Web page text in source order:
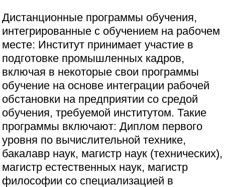
Дистанционные программы обучения,
интегрированные с обучением на рабочем
месте: Институт принимает участие в
подготовке промышленных кадров,
включая в некоторые свои программы
обучение на основе интеграции рабочей
обстановки на предприятии со средой
обучения, требуемой институтом. Такие
программы включают: Диплом первого
уровня по вычислительной технике,
бакалавр наук, магистр наук (технических),
магистр естественных наук, магистр
философии со специализацией в